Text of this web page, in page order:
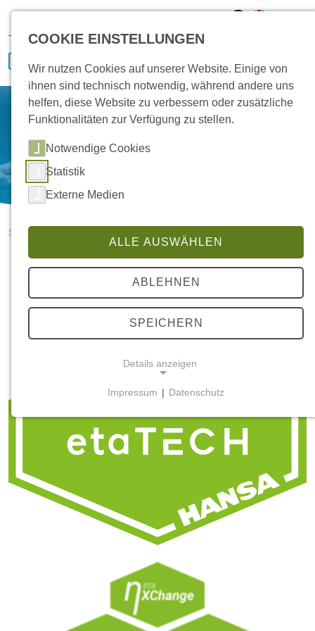
Startseite
Aus HANSA Service wird HANSA etaTECH: Effizienz und
Langlebigkeit im Fokus
COOKIE EINSTELLUNGEN
Wir nutzen Cookies auf unserer Website. Einige von
ihnen sind technisch notwendig, während andere uns
helfen, diese Website zu verbessern oder zusätzliche
Funktionalitäten zur Verfügung zu stellen.
Notwendige Cookies
Statistik
Externe Medien
ALLE AUSWÄHLEN
ABLEHNEN
SPEICHERN
Details anzeigen
Notwendige Cookies ermöglichen grundlegende
Funktionen und sind für die einwandfreie Funktion
Einverständnis-Cookie
Dieser Cookie speichert die ausgewählten
Einverständnis-Optionen des Benutzers
Cookie Laufzeit:
Impressum | Datenschutz